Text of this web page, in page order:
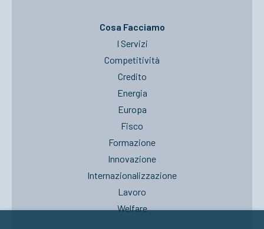
Cosa Facciamo
I Servizi
Competitività
Credito
Energia
Europa
Fisco
Formazione
Innovazione
Internazionalizzazione
Lavoro
Welfare